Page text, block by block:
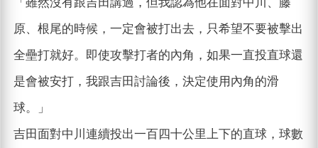
「雖然沒有跟吉田講過，但我認為他在面對中川、藤
原、根尾的時候，一定會被打出去，只希望不要被擊出
全壘打就好。即使攻擊打者的內角，如果一直投直球還
是會被安打，我跟吉田討論後，決定使用內角的滑
球。」
吉田面對中川連續投出一百四十公里上下的直球，球數